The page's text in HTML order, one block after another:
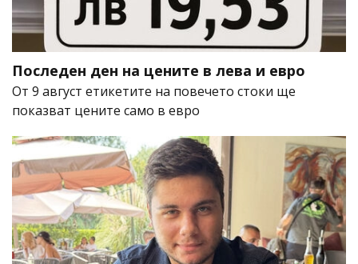
Последен ден на цените в лева и евро
От 9 август етикетите на повечето стоки ще
показват цените само в евро